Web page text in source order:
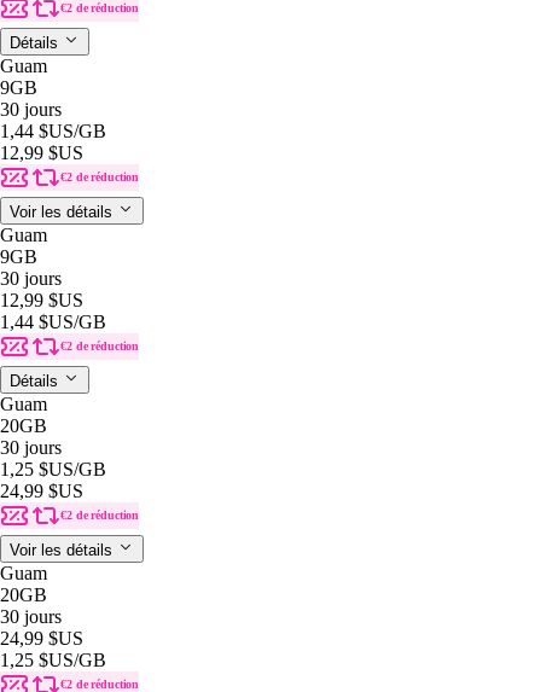
€2 de réduction
Détails
Guam
9GB
30 jours
1,44 $US/GB
12,99 $US
€2 de réduction
Voir les détails
Guam
9GB
30 jours
12,99 $US
1,44 $US/GB
€2 de réduction
Détails
Guam
20GB
30 jours
1,25 $US/GB
24,99 $US
€2 de réduction
Voir les détails
Guam
20GB
30 jours
24,99 $US
1,25 $US/GB
€2 de réduction